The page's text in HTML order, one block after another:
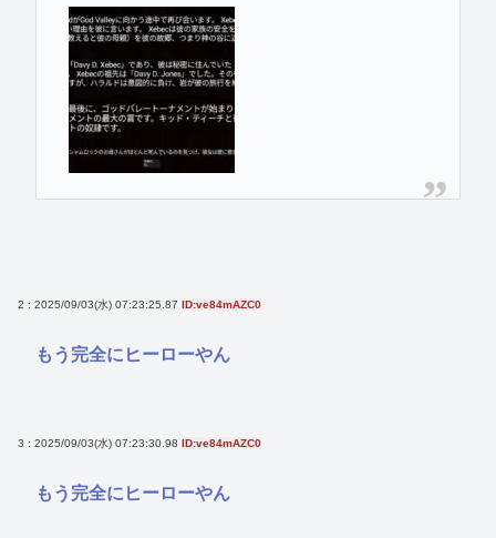
2 : 2025/09/03(水) 07:23:25.87 ID:ve84mAZC0
もう完全にヒーローやん
3 : 2025/09/03(水) 07:23:30.98 ID:ve84mAZC0
もう完全にヒーローやん